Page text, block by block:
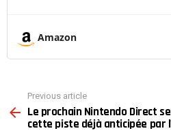
Amazon
more
Previous article
Le prochain Nintendo Direct
cette piste déjà anticipée par